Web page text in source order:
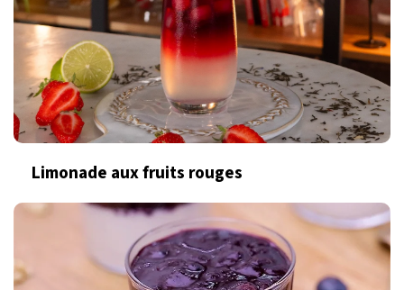
Limonade aux fruits rouges